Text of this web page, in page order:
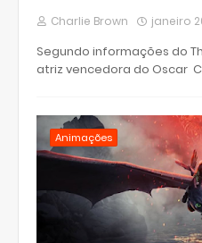
Charlie Brown janeiro
Segundo informações do
atriz vencedora do Oscar
Animações